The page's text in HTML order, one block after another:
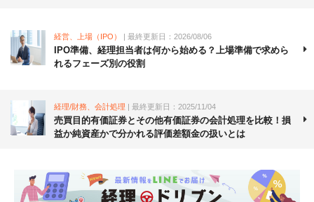
経営、上場（IPO） | 最終更新日：2026/08/06
IPO準備、経理担当者は何から始める？上場準備で求めら
れるフェーズ別の役割
経理/財務、会計処理 | 最終更新日：2025/11/04
売買目的有価証券とその他有価証券の会計処理を比較！損
益か純資産かで分かれる評価差額金の扱いとは